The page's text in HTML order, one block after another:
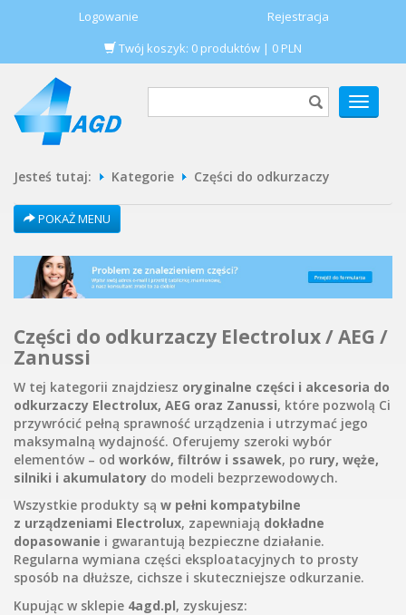
Logowanie
Rejestracja
Twój koszyk: 0 produktów | 0 PLN
POKAŻ
MENU
Jesteś tutaj: Kategorie Części do odkurzaczy
POKAŻ MENU
Części do odkurzaczy Electrolux / AEG /
Zanussi
W tej kategorii znajdziesz oryginalne części i akcesoria do
odkurzaczy Electrolux, AEG oraz Zanussi, które pozwolą Ci
przywrócić pełną sprawność urządzenia i utrzymać jego
maksymalną wydajność. Oferujemy szeroki wybór
elementów – od worków, filtrów i ssawek, po rury, węże,
silniki i akumulatory do modeli bezprzewodowych.
Wszystkie produkty są w pełni kompatybilne
z urządzeniami Electrolux, zapewniają dokładne
dopasowanie i gwarantują bezpieczne działanie.
Regularna wymiana części eksploatacyjnych to prosty
sposób na dłuższe, cichsze i skuteczniejsze odkurzanie.
Kupując w sklepie 4agd.pl, zyskujesz: